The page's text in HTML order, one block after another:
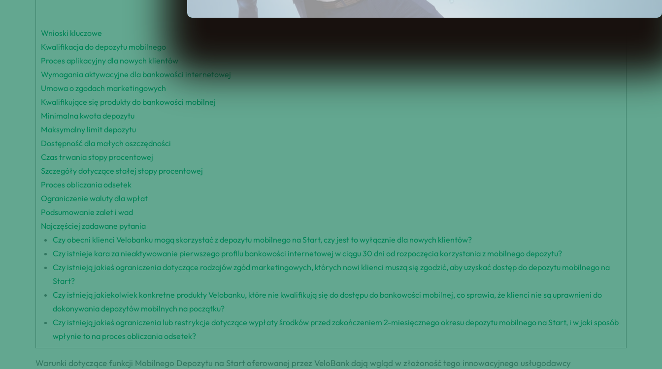
Wnioski kluczowe
Kwalifikacja do depozytu mobilnego
Proces aplikacyjny dla nowych klientów
Wymagania aktywacyjne dla bankowości internetowej
Umowa o zgodach marketingowych
Kwalifikujące się produkty do bankowości mobilnej
Minimalna kwota depozytu
Maksymalny limit depozytu
Dostępność dla małych oszczędności
Czas trwania stopy procentowej
Szczegóły dotyczące stałej stopy procentowej
Proces obliczania odsetek
Ograniczenie waluty dla wpłat
Podsumowanie zalet i wad
Najczęściej zadawane pytania
Czy obecni klienci Velobanku mogą skorzystać z depozytu mobilnego na Start, czy jest to wyłącznie dla nowych klientów?
Czy istnieje kara za nieaktywowanie pierwszego profilu bankowości internetowej w ciągu 30 dni od rozpoczęcia korzystania z mobilnego depozytu?
Czy istnieją jakieś ograniczenia dotyczące rodzajów zgód marketingowych, których nowi klienci muszą się zgodzić, aby uzyskać dostęp do depozytu mobilnego na
Start?
Czy istnieją jakiekolwiek konkretne produkty Velobanku, które nie kwalifikują się do dostępu do bankowości mobilnej, co sprawia, że klienci nie są uprawnieni do
dokonywania depozytów mobilnych na początku?
Czy istnieją jakieś ograniczenia lub restrykcje dotyczące wypłaty środków przed zakończeniem 2-miesięcznego okresu depozytu mobilnego na Start, i w jaki sposób
wpłynie to na proces obliczania odsetek?
Warunki dotyczące funkcji Mobilnego Depozytu na Start oferowanej przez VeloBank dają wgląd w złożoność tego innowacyjnego usługodawcy